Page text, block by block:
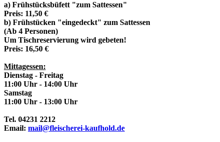
a) Frühstücksbüfett "zum Sattessen"
Preis: 11,50 €
b) Frühstücken "eingedeckt" zum Sattessen
(Ab 4 Personen)
Um Tischreservierung wird gebeten!
Preis: 16,50 €
Mittagessen:
Dienstag - Freitag
11:00 Uhr - 14:00 Uhr
Samstag
11:00 Uhr - 13:00 Uhr
Tel. 04231 2212
Email: mail@fleischerei-kaufhold.de